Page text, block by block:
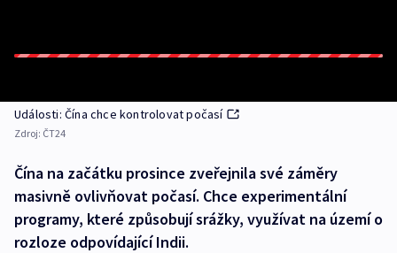
Události: Čína chce kontrolovat počasí
Zdroj: ČT24
Čína na začátku prosince zveřejnila své záměry
masivně ovlivňovat počasí. Chce experimentální
programy, které způsobují srážky, využívat na území o
rozloze odpovídající Indii.